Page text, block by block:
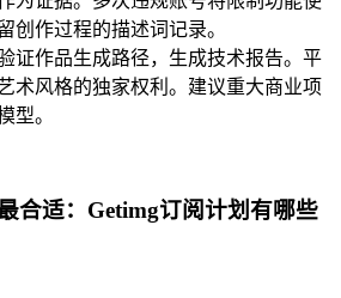
创作过程的描述词记录。
证作品生成路径，生成技术报告。平
术风格的独家权利。建议重大商业项
型。
合适：Getimg订阅计划有哪些